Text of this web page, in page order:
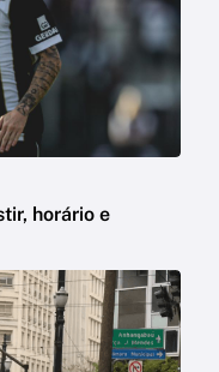
horário e